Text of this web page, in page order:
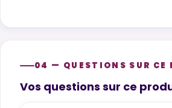
04 — QUESTIONS SUR CE
Product questions
Vos questions sur ce